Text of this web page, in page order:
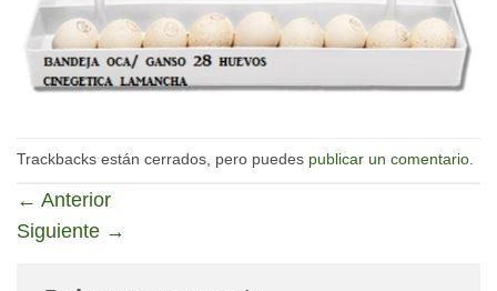
Trackbacks están cerrados, pero puedes publicar un comentario.
← Anterior
Siguiente →